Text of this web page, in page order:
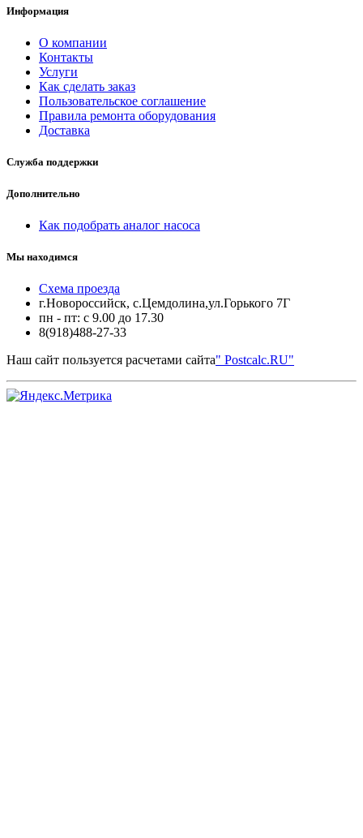
Информация
О компании
Контакты
Услуги
Как сделать заказ
Пользовательское соглашение
Правила ремонта оборудования
Доставка
Служба поддержки
Дополнительно
Как подобрать аналог насоса
Мы находимся
Схема проезда
г.Новороссийск, с.Цемдолина,ул.Горького 7Г
пн - пт: с 9.00 до 17.30
8(918)488-27-33
Наш сайт пользуется расчетами сайта" Postcalc.RU"